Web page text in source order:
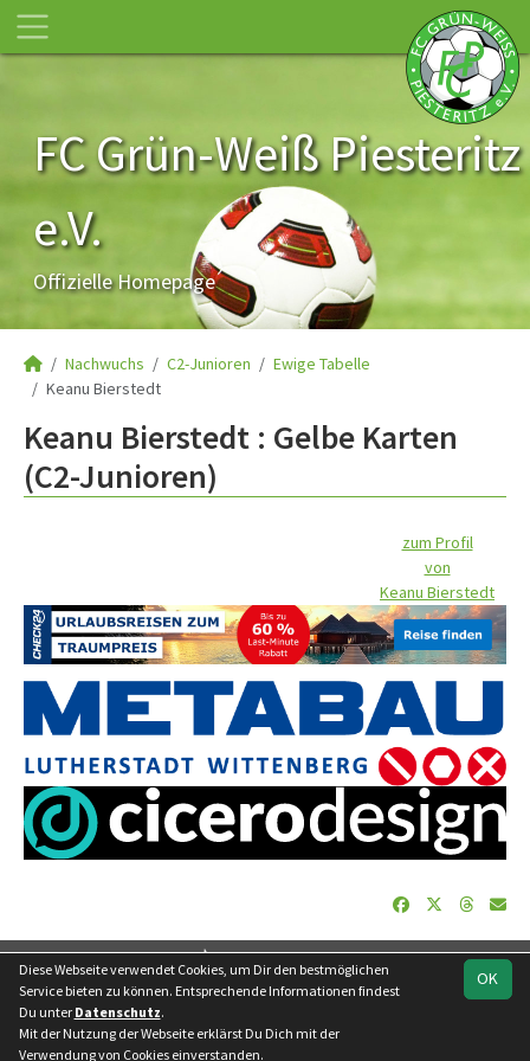
FC Grün-Weiß Piesteritz
e.V.
Offizielle Homepage
Nachwuchs C2-Junioren
Ewige Tabelle
Keanu Bierstedt
Keanu Bierstedt : Gelbe Karten
(C2-Junioren)
zum Profil
von
Keanu Bierstedt
soccero.de
Besucherstatistik
Kontakt
OK
Diese Webseite verwendet Cookies, um Dir den bestmöglichen
Service bieten zu können. Entsprechende Informationen findest
Du unter Datenschutz.
Mit der Nutzung der Webseite erklärst Du Dich mit der
Verwendung von Cookies einverstanden.